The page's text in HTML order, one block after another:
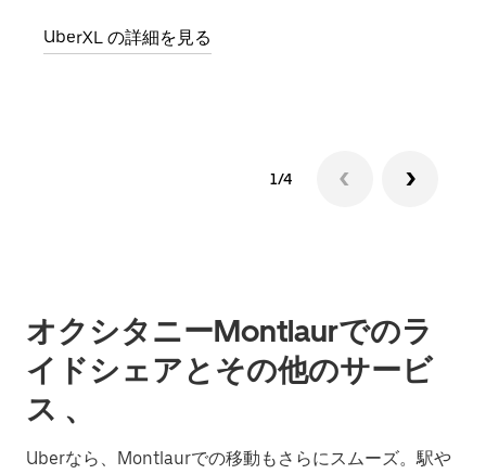
UberXL の詳細を見る
1/4
オクシタニーMontlaurでのラ
イドシェアとその他のサービ
ス 、
Uberなら、Montlaurでの移動もさらにスムーズ。駅や